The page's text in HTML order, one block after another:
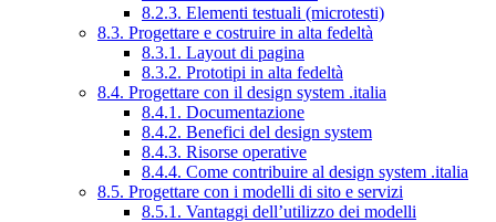
8.2.3. Elementi testuali (microtesti)
8.3. Progettare e costruire in alta fedeltà
8.3.1. Layout di pagina
8.3.2. Prototipi in alta fedeltà
8.4. Progettare con il design system .italia
8.4.1. Documentazione
8.4.2. Benefici del design system
8.4.3. Risorse operative
8.4.4. Come contribuire al design system .italia
8.5. Progettare con i modelli di sito e servizi
8.5.1. Vantaggi dell’utilizzo dei modelli